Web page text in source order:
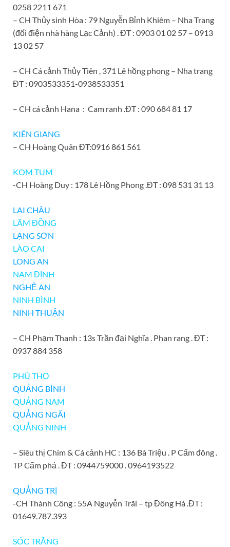
0258 2211 671
– CH Thủy sinh Hòa : 79 Nguyễn Bỉnh Khiêm – Nha Trang
(đối điện nhà hàng Lạc Cảnh) . ĐT : 0903 01 02 57 – 0913
13 02 57
– CH Cá cảnh Thủy Tiên , 371 Lê hồng phong – Nha trang
ĐT : 0903533351-0938533351
– CH cá cảnh Hana : Cam ranh .ĐT : 090 684 81 17
KIÊN GIANG
– CH Hoàng Quân ĐT:0916 861 561
KOM TUM
-CH Hoàng Duy : 178 Lê Hồng Phong .ĐT : 098 531 31 13
LAI CHÂU
LÂM ĐỒNG
LẠNG SƠN
LÀO CAI
LONG AN
NAM ĐỊNH
NGHỆ AN
NINH BÌNH
NINH THUẬN
– CH Phạm Thanh : 13s Trần đại Nghĩa . Phan rang . ĐT :
0937 884 358
PHÚ THỌ
QUẢNG BÌNH
QUẢNG NAM
QUẢNG NGÃI
QUẢNG NINH
– Siêu thị Chim & Cá cảnh HC : 136 Bà Triệu . P Cẩm đông .
TP Cẩm phả . ĐT : 0944759000 . 0964193522
QUẢNG TRỊ
-CH Thành Công : 55A Nguyễn Trãi – tp Đông Hà .ĐT :
01649.787.393
SÓC TRĂNG